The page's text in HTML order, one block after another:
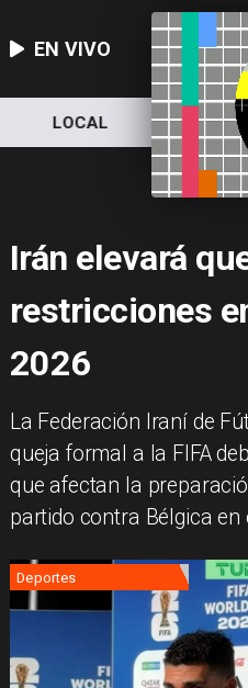
EN VIVO
LOCAL
Irán elevará
restricciones
2026
La Federación Iraní de
queja formal a la FIFA
que afectan la
partido contra Bélgica en
Deportes